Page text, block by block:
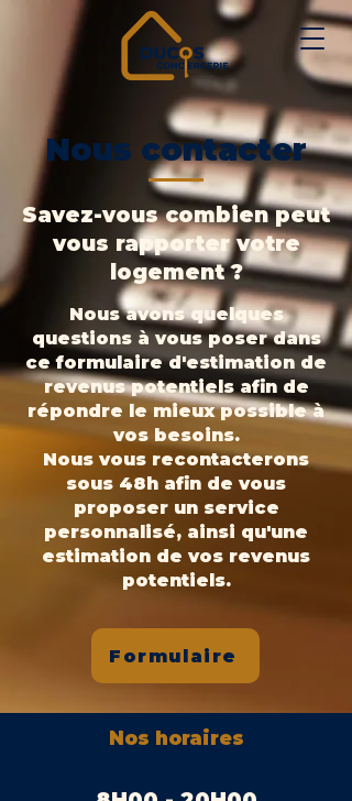
Nous contacter
Savez-vous combien peut
vous rapporter votre
logement ?
Nous avons quelques
questions à vous poser dans
ce formulaire d'estimation de
revenus potentiels afin de
répondre le mieux possible à
vos besoins.
Nous vous recontacterons
sous 48h afin de vous
proposer un service
personnalisé, ainsi qu'une
estimation de vos revenus
potentiels.
Formulaire
Nos horaires